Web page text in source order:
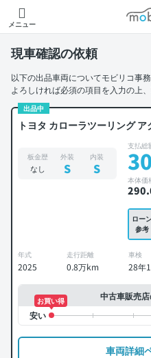
メニュー
現車確認の依頼
以下の出品車両についてモビリコ事
よろしければ必須の項目を入力の上
出品中
トヨタ カローラツーリング
板金歴
なし
外装
S
内装
S
支払総
本体価
290
ロー
参考
年式
2025
走行距離
0.8万km
車検
28年
中古車販売
お買い得
車両詳細